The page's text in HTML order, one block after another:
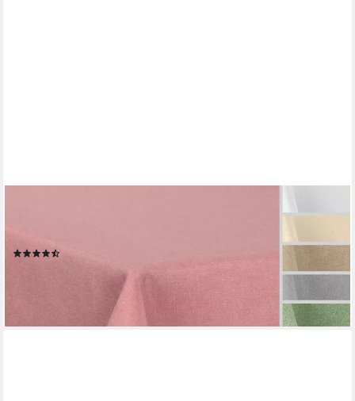
Tischdecke Fleckenabweisende bügelfreie Tischdecke mit
Lotuseffekt, Leinenoptik (1-tlg)
lieferbar - in 2-3 Werktagen bei dir
+9